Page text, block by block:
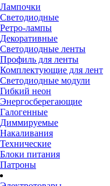
Лампочки
Светодиодные
Ретро-лампы
Декоративные
Светодиодные ленты
Профиль для ленты
Комплектующие для лент
Светодиодные модули
Гибкий неон
Энергосберегающие
Галогенные
Диммируемые
Накаливания
Технические
Блоки питания
Патроны